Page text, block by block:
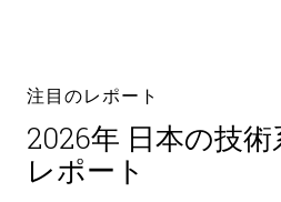
注目のレポート
2026年 日本の技
レポート